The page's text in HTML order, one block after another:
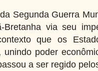
Segunda Guerra
Bretanha via seu
que os
unindo poder
a ser regido